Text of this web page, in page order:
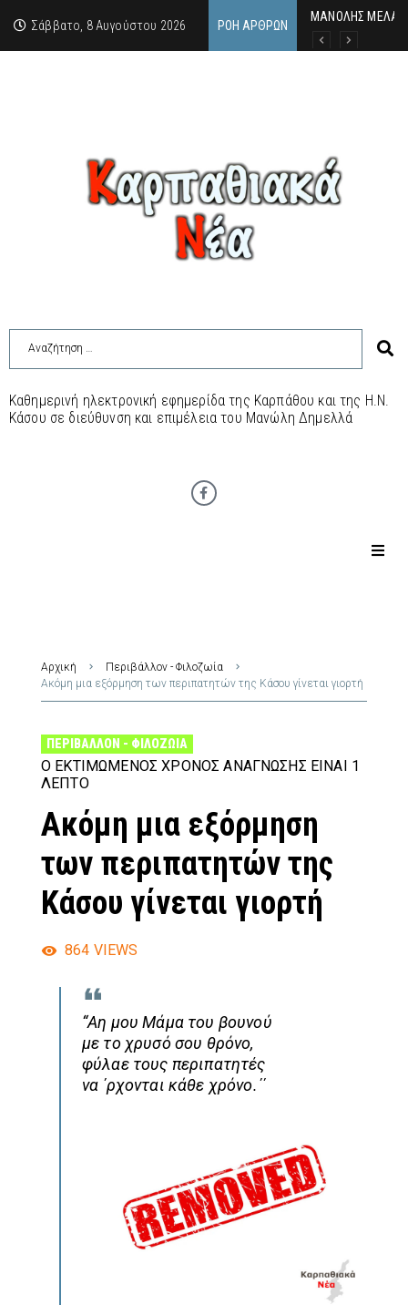
Σάββατο, 8 Αυγούστου 2026 ΡΟΉ ΆΡΘΡΩΝ
MΑΝΟΛΗΣ ΜΕΛΑΣ:
ΕΚΔΗΛΩΣΗ ΤΙΜΗΣ
Κάθε καλοκαίρι
Καθημερινή ηλεκτρονική εφημερίδα της Καρπάθου και της Η.Ν.
Κάσου σε διεύθυνση και επιμέλεια του Μανώλη Δημελλά
Αρχική
Περιβάλλον - Φιλοζωία
Ακόμη μια εξόρμηση των περιπατητών της Κάσου γίνεται γιορτή
ΠΕΡΙΒΆΛΛΟΝ - ΦΙΛΟΖΩΊΑ
Ο ΕΚΤΙΜΏΜΕΝΟΣ ΧΡΌΝΟΣ ΑΝΆΓΝΩΣΗΣ ΕΊΝΑΙ 1
ΛΕΠΤΌ
Ακόμη μια εξόρμηση
των περιπατητών της
Κάσου γίνεται γιορτή
864 VIEWS
“Αη μου Μάμα του βουνού
με το χρυσό σου θρόνο,
φύλαε τους περιπατητές
να ΄ρχονται κάθε χρόνο.΄΄